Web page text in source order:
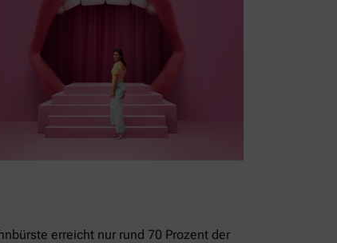
erreicht nur rund 70 Prozent der